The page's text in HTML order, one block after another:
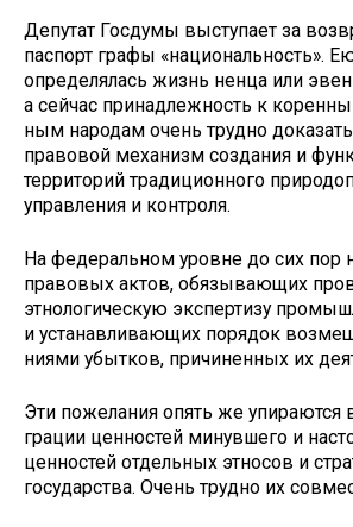
Депутат Госдумы вы­ступает за
паспорт графы «нацио­нальность».
определялась жизнь ненца или
а сейчас принадлежность к
ным народам очень трудно
правовой механизм создания и
территорий традиционного
управления и контроля.
На федеральном уровне до сих пор
право­вых актов, обязывающих
этнологическую экспертизу
и устанавливающих порядок
ниями убытков, причиненных их
Эти пожелания опять же упираются
грации ценностей минувшего и
ценностей отдельных этно­сов и
государства. Очень трудно их